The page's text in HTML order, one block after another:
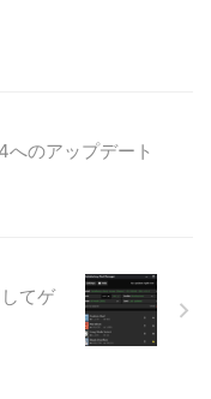
のアップデート
てゲ